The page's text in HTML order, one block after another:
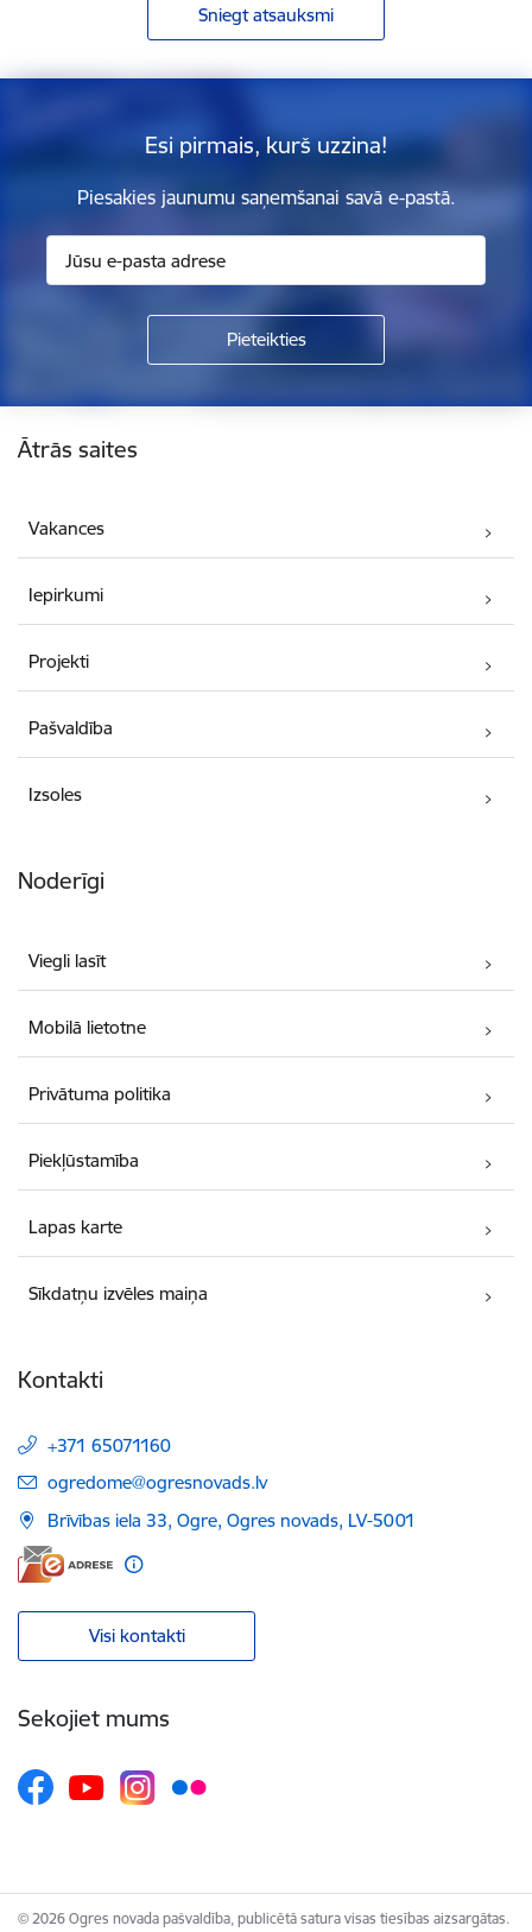
Sniegt atsauksmi
Esi pirmais, kurš uzzina!
Piesakies jaunumu saņemšanai savā e-pastā.
Ātrās saites
Vakances
Iepirkumi
Projekti
Pašvaldība
Izsoles
Noderīgi
Viegli lasīt
Mobilā lietotne
Privātuma politika
Piekļūstamība
Lapas karte
Sīkdatņu izvēles maiņa
Kontakti
+371 65071160
E-pasts:
ogredome@ogresnovads.lv
Brīvības iela 33, Ogre, Ogres novads, LV-5001
Visi kontakti
Sekojiet mums
© 2026 Ogres novada pašvaldība, publicētā satura visas tiesības aizsargātas.